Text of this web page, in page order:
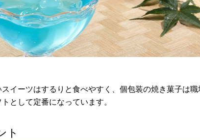
イーツはするりと食べやすく、個包装の焼き菓子は
として定番になっています。
ト